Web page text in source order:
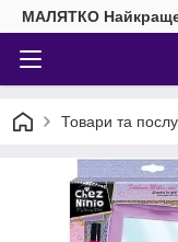
МАЛЯТКО
Товари та